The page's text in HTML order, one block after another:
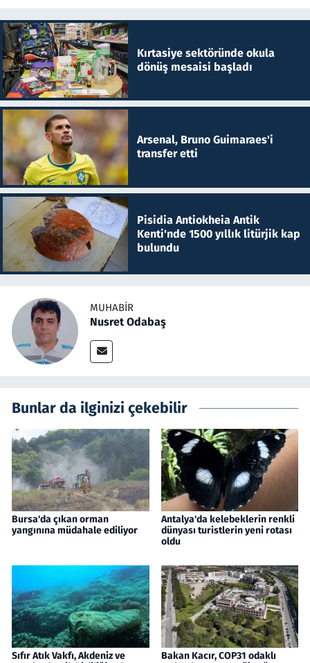
Kırtasiye sektöründe okula
dönüş mesaisi başladı
Arsenal, Bruno Guimaraes'i
transfer etti
Pisidia Antiokheia Antik
Kenti'nde 1500 yıllık litürjik kap
bulundu
MUHABIR
Nusret Odabaş
Bunlar da ilginizi çekebilir
Bursa'da çıkan orman
yangınına müdahale ediliyor
Antalya'da kelebeklerin renkli
dünyası turistlerin yeni rotası
oldu
Sıfır Atık Vakfı, Akdeniz ve
Bakan Kacır, COP31 odaklı